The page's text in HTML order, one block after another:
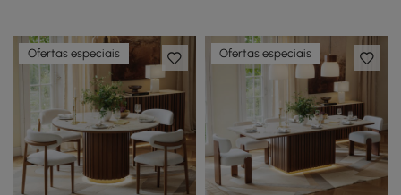
Ofertas especiais Ofertas especiais